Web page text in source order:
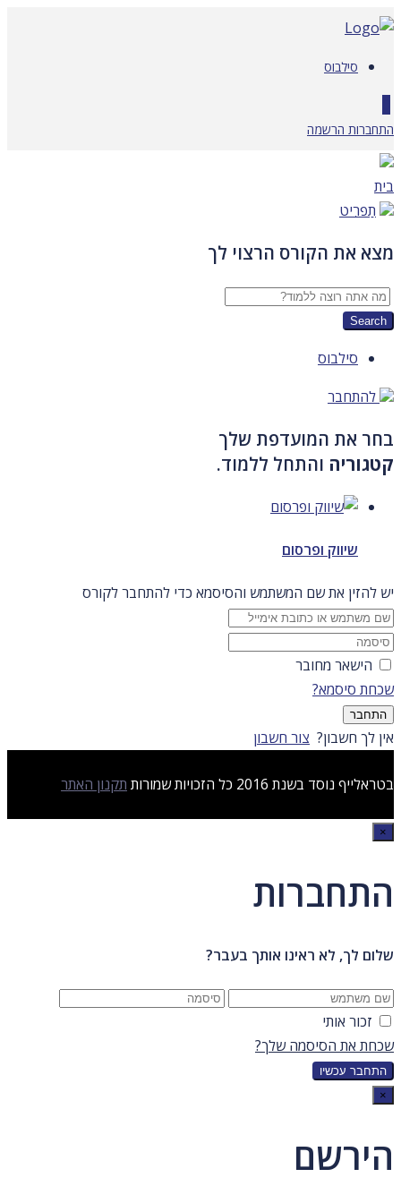
דלג
לתוכן
סילבוס
התחברות הרשמה
בית
תַפרִיט
מצא את הקורס הרצוי לך
סילבוס
להתחבר
בחר את המועדפת שלך
קטגוריה והתחל ללמוד.
שיווק ופרסום
יש להזין את שם המשתמש והסיסמא כדי להתחבר לקורס
הישאר מחובר
שכחת סיסמא?
התחבר
אין לך חשבון? צור חשבון
בטראלייף נוסד בשנת 2016 כל הזכויות שמורות תקנון האתר
×
התחברות
שלום לך, לא ראינו אותך בעבר?
זכור אותי
שכחת את הסיסמה שלך?
×
הירשם